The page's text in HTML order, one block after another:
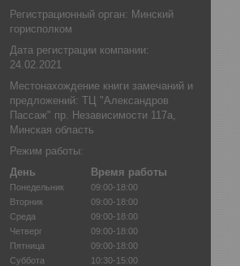
Регистрационный орган: Минский
горисполком
Дата регистрации компании:
24.02.2021
Местонахождение книги замечаний и
предложений: ТЦ "Александров
Пассаж" пр. Независимости 117а,
Минская область
Режим работы:
День
Время работы
Понедельник
09:00-18:00
Вторник
09:00-18:00
Среда
09:00-18:00
Четверг
09:00-18:00
Пятница
09:00-18:00
Суббота
10:30-15:00